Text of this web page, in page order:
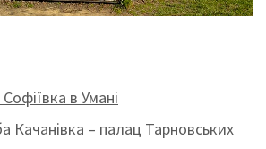
в Умані
Качанівка – палац Тарновських